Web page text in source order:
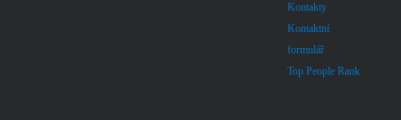
Kontakty
Kontaktní
formulář
Top People Rank